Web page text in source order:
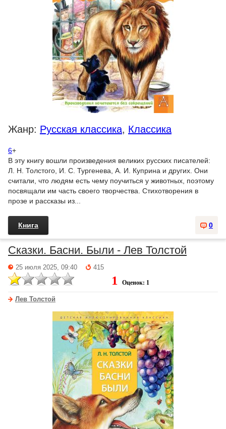
Жанр: Русская классика, Классика
6+
В эту книгу вошли произведения великих русских писателей:
Л. Н. Толстого, И. С. Тургенева, А. И. Куприна и других. Они
считали, что людям есть чему поучиться у животных, поэтому
посвящали им часть своего творчества. Стихотворения в
прозе и рассказы из...
0
Книга
Сказки. Басни. Были - Лев Толстой
25 июля 2025, 09:40 415
1 Оценок: 1
Лев Толстой